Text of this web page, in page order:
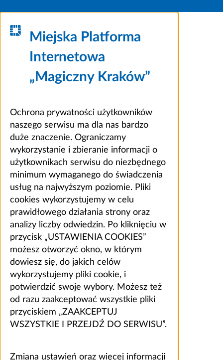
Miejska Platforma
Internetowa
„Magiczny Kraków”
Ochrona prywatności użytkowników
naszego serwisu ma dla nas bardzo
duże znaczenie. Ograniczamy
wykorzystanie i zbieranie informacji o
użytkownikach serwisu do niezbędnego
minimum wymaganego do świadczenia
usług na najwyższym poziomie. Pliki
cookies wykorzystujemy w celu
prawidłowego działania strony oraz
analizy liczby odwiedzin. Po kliknięciu w
przycisk „USTAWIENIA COOKIES”
możesz otworzyć okno, w którym
dowiesz się, do jakich celów
wykorzystujemy pliki cookie, i
potwierdzić swoje wybory. Możesz też
od razu zaakceptować wszystkie pliki
przyciskiem „ZAAKCEPTUJ
WSZYSTKIE I PRZEJDŹ DO SERWISU”.
Zmiana ustawień oraz więcej informacji